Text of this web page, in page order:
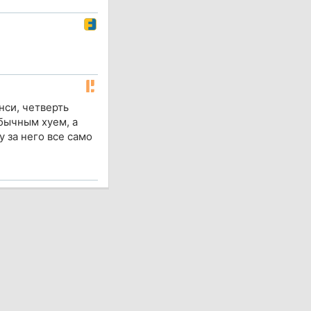
четверть
хуем, а
него все само